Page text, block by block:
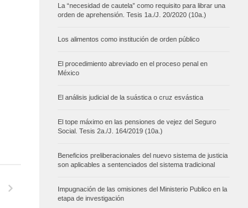
La “necesidad de cautela” como requisito para librar una
orden de aprehensión. Tesis 1a./J. 20/2020 (10a.)
Los alimentos como institución de orden público
El procedimiento abreviado en el proceso penal en
México
El análisis judicial de la suástica o cruz esvástica
El tope máximo en las pensiones de vejez del Seguro
Social. Tesis 2a./J. 164/2019 (10a.)
Beneficios preliberacionales del nuevo sistema de justicia
son aplicables a sentenciados del sistema tradicional
Impugnación de las omisiones del Ministerio Publico en la
etapa de investigación